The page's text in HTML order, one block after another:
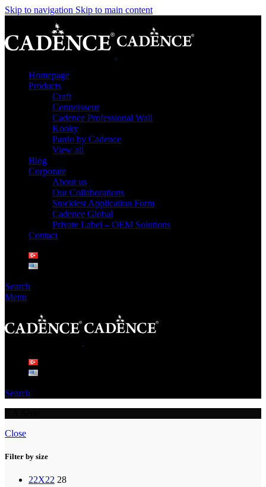
Skip to navigation Skip to main content
Homepage
Products
Craft
Connoisseur
Cadence Professional Wall
Kooky
Pardo by Cadence
View all
Blog
Corporate
About us
Our Collaborations
Stockiest Application Form
Cadence Global
Private Label – OEM Solutions
Contact
Search
Menu
Search
Close
Filter by size
22X22 28